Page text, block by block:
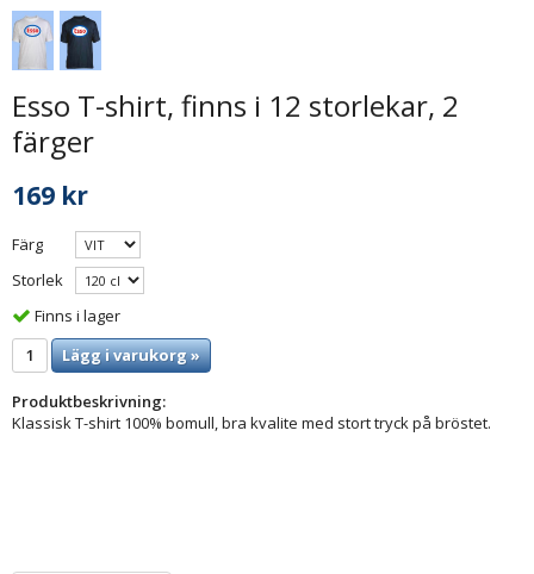
Esso T-shirt, finns i 12 storlekar, 2
färger
169 kr
Färg
Storlek
Finns i lager
Lägg i varukorg »
Produktbeskrivning:
Klassisk T-shirt 100% bomull, bra kvalite med stort tryck på bröstet.